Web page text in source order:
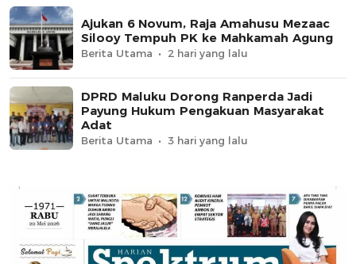
Ajukan 6 Novum, Raja Amahusu Mezaac
Silooy Tempuh PK ke Mahkamah Agung
Berita Utama 2 hari yang lalu
DPRD Maluku Dorong Ranperda Jadi
Payung Hukum Pengakuan Masyarakat
Adat
Berita Utama 3 hari yang lalu